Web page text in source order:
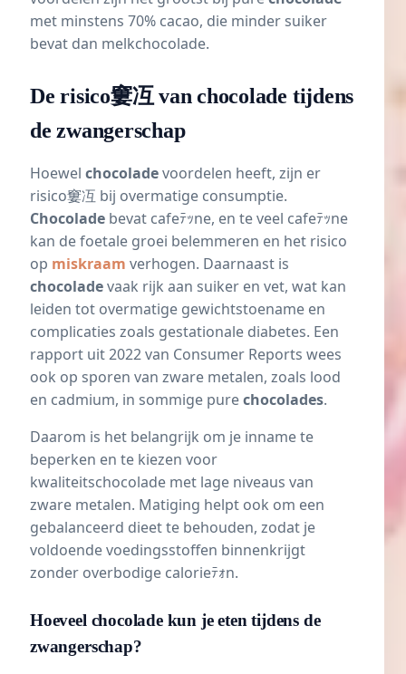
met minstens 70% cacao, die minder suiker
bevat dan melkchocolade.
De risico窶冱 van chocolade tijdens
de zwangerschap
Hoewel chocoladevoordelen heeft, zijn er
risico窶冱 bij overmatige consumptie.
Chocolade bevat cafeﾃｯne, en te veel cafeﾃｯne
kan de foetale groei belemmeren en het risico
op miskraam verhogen. Daarnaast is
chocoladevaak rijk aan suiker en vet, wat kan
leiden tot overmatige gewichtstoename en
complicaties zoals gestationale diabetes. Een
rapport uit 2022 van Consumer Reports wees
ook op sporen van zware metalen, zoals lood
en cadmium, in sommige purechocolades.
Daarom is het belangrijk om je inname te
beperken en te kiezen voor
kwaliteitschocolade met lage niveaus van
zware metalen. Matiging helpt ook om een
gebalanceerd dieet te behouden, zodat je
voldoende voedingsstoffen binnenkrijgt
zonder overbodige calorieﾃｫn.
Hoeveel chocolade kun je eten tijdens de
zwangerschap?